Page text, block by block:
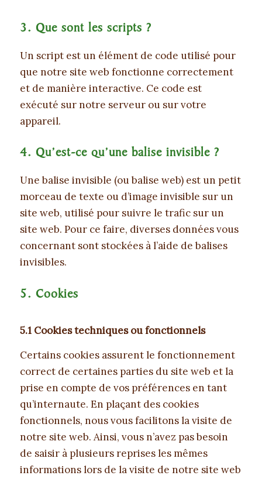
3. Que sont les scripts ?
Un script est un élément de code utilisé pour
que notre site web fonctionne correctement
et de manière interactive. Ce code est
exécuté sur notre serveur ou sur votre
appareil.
4. Qu’est-ce qu’une balise invisible ?
Une balise invisible (ou balise web) est un petit
morceau de texte ou d’image invisible sur un
site web, utilisé pour suivre le trafic sur un
site web. Pour ce faire, diverses données vous
concernant sont stockées à l’aide de balises
invisibles.
5. Cookies
5.1 Cookies techniques ou fonctionnels
Certains cookies assurent le fonctionnement
correct de certaines parties du site web et la
prise en compte de vos préférences en tant
qu’internaute. En plaçant des cookies
fonctionnels, nous vous facilitons la visite de
notre site web. Ainsi, vous n’avez pas besoin
de saisir à plusieurs reprises les mêmes
informations lors de la visite de notre site web